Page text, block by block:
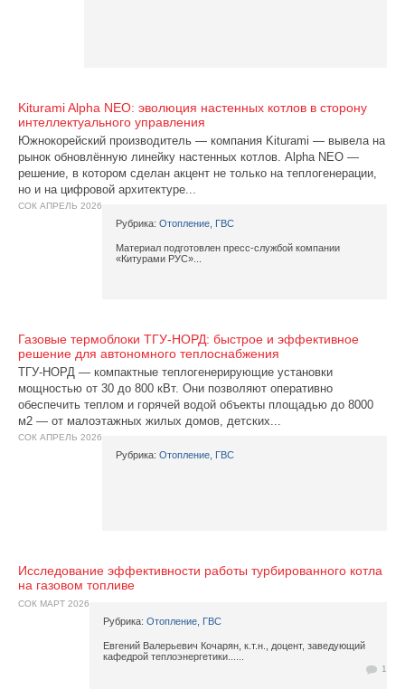
Kiturami Alpha NEO: эволюция настенных котлов в сторону
интеллектуального управления
Южнокорейский производитель — компания Kiturami — вывела на
рынок обновлённую линейку настенных котлов. Alpha NEO —
решение, в котором сделан акцент не только на теплогенерации,
но и на цифровой архитектуре...
СОК АПРЕЛЬ 2026
Рубрика: Отопление, ГВС
Материал подготовлен пресс-службой компании
«Китурами РУС»...
Газовые термоблоки ТГУ‑НОРД: быстрое и эффективное
решение для автономного теплоснабжения
ТГУ-НОРД — компактные теплогенерирующие установки
мощностью от 30 до 800 кВт. Они позволяют оперативно
обеспечить теплом и горячей водой объекты площадью до 8000
м2 — от малоэтажных жилых домов, детских...
СОК АПРЕЛЬ 2026
Рубрика: Отопление, ГВС
Исследование эффективности работы турбированного котла
на газовом топливе
СОК МАРТ 2026
1
Рубрика: Отопление, ГВС
Евгений Валерьевич Кочарян, к.т.н., доцент, заведующий
кафедрой теплоэнергетики......